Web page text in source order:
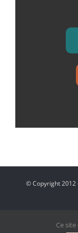
© Copyright 2012
Ce